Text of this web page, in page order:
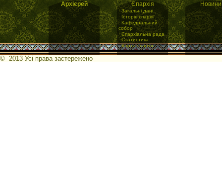
Архієрей Єпархія
·Загальні дані
·Історія єпархії
·Кафедральний
собор
·Єпархіальна рада
·Статистика
·Карта єпархії
Новини
© 2013 Усі права застережено